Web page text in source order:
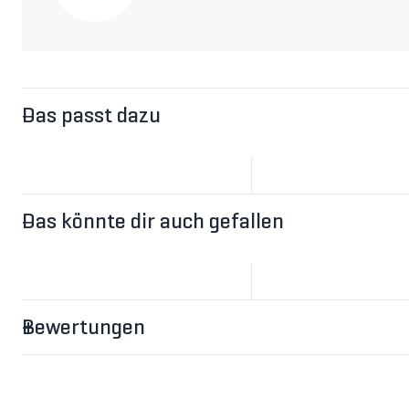
Das passt dazu
Das könnte dir auch gefallen
Bewertungen